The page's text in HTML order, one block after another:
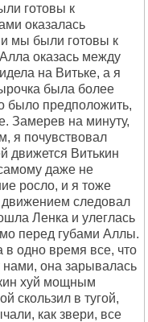
готовы к
оказалась
мы были готовы к
оказась между
на Витьке, а я
была более
было предположить,
Замерев на минуту,
я почувствовал
движется Витькин
даже не
росло, и я тоже
следовал
Ленка и улеглась
перед губами Аллы.
в одно время все, что
она зарывалась
хуй мощным
скользил в тугой,
как звери, все